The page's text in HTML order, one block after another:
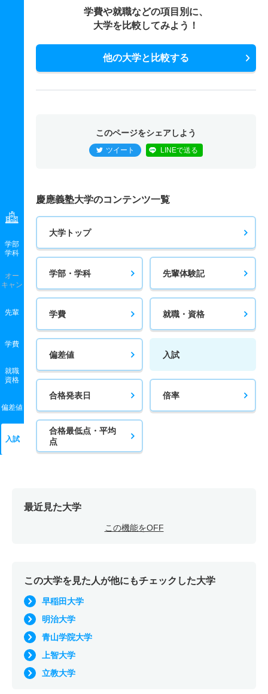
学部
学科
オー
キャン
先輩
学費
就職
資格
偏差値
入試
学費や就職などの項目別に、
大学を比較してみよう！
他の大学と比較する
このページをシェアしよう
ツイート LINEで送る
慶應義塾大学のコンテンツ一覧
大学トップ
学部・学科 先輩体験記
学費 就職・資格
偏差値 入試
合格発表日 倍率
合格最低点・平均
点
最近見た大学
この機能をOFF
この大学を見た人が他にもチェックした大学
早稲田大学
明治大学
青山学院大学
上智大学
立教大学